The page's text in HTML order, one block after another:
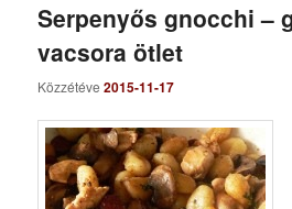
Serpenyős gnocchi –
vacsora ötlet
Közzétéve2015-11-17